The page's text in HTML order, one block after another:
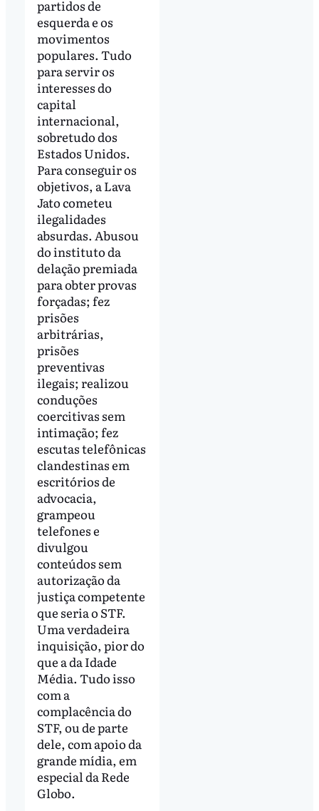
partidos de
esquerda e os
movimentos
populares. Tudo
para servir os
interesses do
capital
internacional,
sobretudo dos
Estados Unidos.
Para conseguir os
objetivos, a Lava
Jato cometeu
ilegalidades
absurdas. Abusou
do instituto da
delação premiada
para obter provas
forçadas; fez
prisões
arbitrárias,
prisões
preventivas
ilegais; realizou
conduções
coercitivas sem
intimação; fez
escutas telefônicas
clandestinas em
escritórios de
advocacia,
grampeou
telefones e
divulgou
conteúdos sem
autorização da
justiça competente
que seria o STF.
Uma verdadeira
inquisição, pior do
que a da Idade
Média. Tudo isso
com a
complacência do
STF, ou de parte
dele, com apoio da
grande mídia, em
especial da Rede
Globo.